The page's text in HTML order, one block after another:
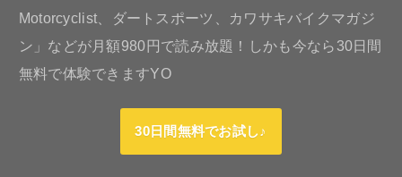
Motorcyclist、ダートスポーツ、カワサキバイクマガジ
ン」などが月額980円で読み放題！しかも今なら30日間
無料で体験できますYO
30日間無料でお試し♪